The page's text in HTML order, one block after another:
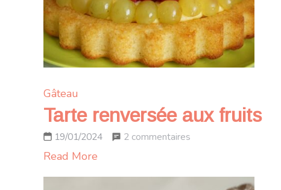
Gâteau
Tarte renversée aux fruits
19/01/2024 2 commentaires
renversée
Read More